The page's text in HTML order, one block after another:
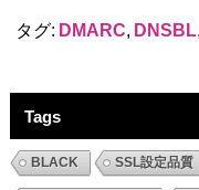
タグ: DMARC, DNSBL,
Tags
BLACK SSL設定品質